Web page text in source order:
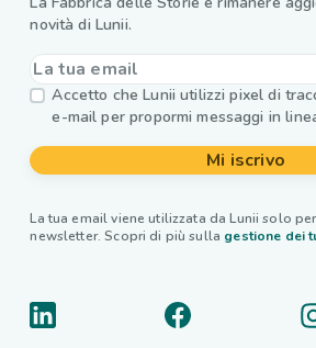
novità di Lunii.
Accetto che Lunii utilizzi pixel di
e-mail per propormi messaggi in
Mi iscrivo
La tua email viene utilizzata da Lunii solo
newsletter. Scopri di più sulla gestione dei